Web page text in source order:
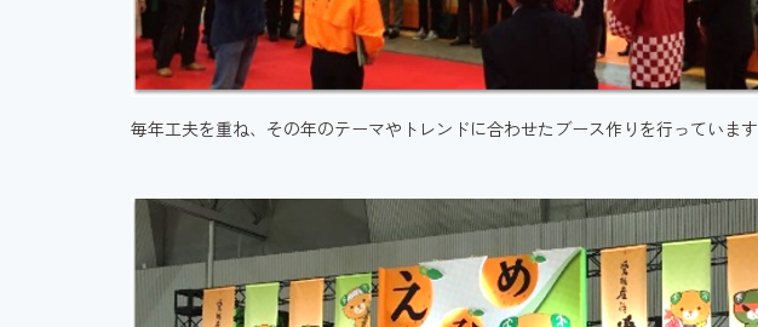
毎年工夫を重ね、その年のテーマやトレンドに合わせたブース作りを行っています